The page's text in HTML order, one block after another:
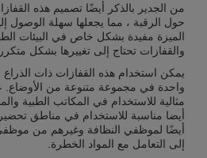
من الجدير بالذكر أيضًا تصميم هذه
حول الرقبة ، مما يجعلها سهلة الوصول
الميزة مفيدة بشكل خاص في البيئات
والقفازات تحتاج إلى تغييرها بشكل متكرر.
يمكن استخدام هذه القفازات ذات
واحدة في مجموعة متنوعة من الأوضاع.
مثالية للاستخدام في المكاتب الطبية
أيضا مناسبة للاستخدام في مناطق تحضير
أيضًا لموظفي النظافة وغيرهم من
إلى التعامل مع المواد الخطرة.